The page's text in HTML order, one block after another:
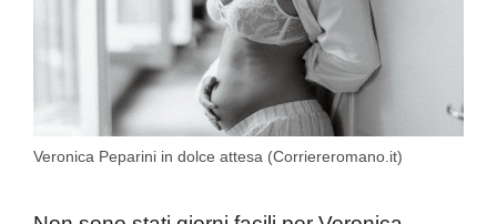
Veronica Peparini in dolce attesa (Corriereromano.it)